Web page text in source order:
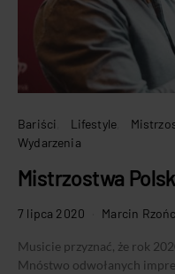
Bariści Lifestyle
Wydarzenia
Mistrzostwa
7 lipca 2020 Marcin
Musicie przyznać, że rok
Mnóstwo odwołanych